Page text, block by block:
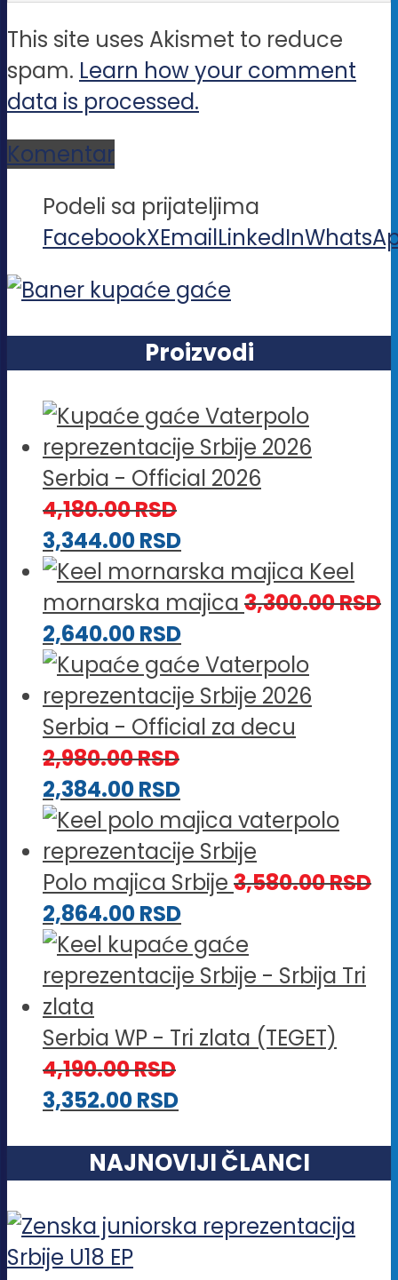
This site uses Akismet to reduce
spam. Learn how your comment
data is processed.
Komentar
Podeli sa prijateljima
FacebookXEmailLinkedIn
Proizvodi
Serbia - Official 2026
4,180.00RSD
3,344.00RSD
Keel
mornarska majica 3,300.00RSD
2,640.00RSD
Serbia - Official za decu
2,980.00RSD
2,384.00RSD
Polo majica Srbije 3,580.00RSD
2,864.00RSD
Serbia WP - Tri zlata (TEGET)
4,190.00RSD
3,352.00RSD
NAJNOVIJI ČLANCI